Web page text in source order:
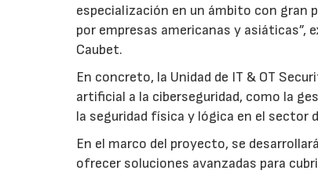
especialización en un ámbito con gran
por empresas americanas y asiáticas”,
Caubet.
En concreto, la Unidad de IT & OT
artificial a la ciberseguridad, como la
la seguridad física y lógica en el sector
En el marco del proyecto, se
ofrecer soluciones avanzadas para